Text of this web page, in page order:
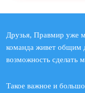
Друзья, Правмир уже
команда живет общим
возможность сделать
Такое важное и